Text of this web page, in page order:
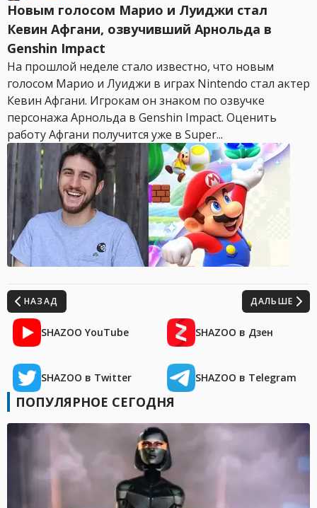
Новым голосом Марио и Луиджи стал
Кевин Афгани, озвучивший Арнольда в
Genshin Impact
На прошлой неделе стало известно, что новым
голосом Марио и Луиджи в играх Nintendo стал актер
Кевин Афгани. Игрокам он знаком по озвучке
персонажа Арнольда в Genshin Impact. Оценить
работу Афгани получится уже в Super...
НАЗАД ДАЛЬШЕ
SHAZOO YouTube SHAZOO в Дзен
SHAZOO в Twitter SHAZOO в Telegram
ПОПУЛЯРНОЕ СЕГОДНЯ